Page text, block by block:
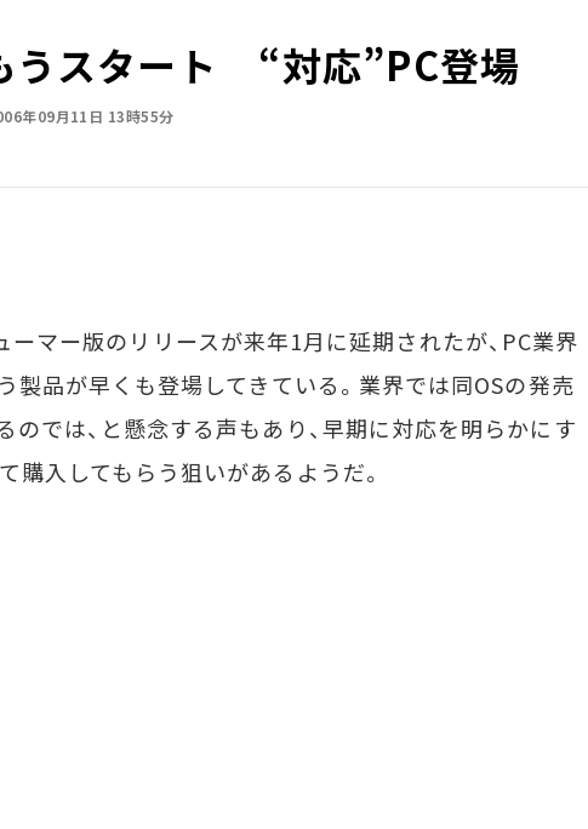
うスタート “対応”PC登場
年09月11日 13時55分
マー版のリリースが来年1月に延期されたが、PC業界
製品が早くも登場してきている。業界では同OSの発売
では、と懸念する声もあり、早期に対応を明らかにす
購入してもらう狙いがあるようだ。